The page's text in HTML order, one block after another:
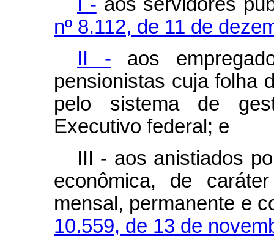
nº 8.112, de 11 de
II - aos
pensionistas cuja folha
pelo sistema de
Executivo federal; e
III - aos anistiados
econômica, de
mensal, permanente e
10.559, de 13 de